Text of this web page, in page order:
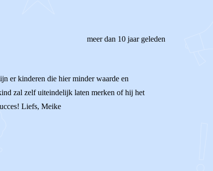
meer dan 10 jaar geleden
er kinderen die hier minder waarde en
zal zelf uiteindelijk laten merken of hij het
Liefs, Meike